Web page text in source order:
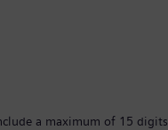
a maximum of 15 digits.